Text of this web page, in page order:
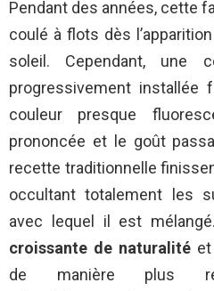
Pendant des années, cette
coulé à flots dès
soleil. Cependant, une
progressivement installée
couleur presque
prononcée et le goût
recette traditionnelle
occultant totalement les
avec lequel il est
croissante de naturalité
de manière plus